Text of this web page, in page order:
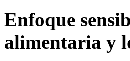
Enfoque
alimentaria y